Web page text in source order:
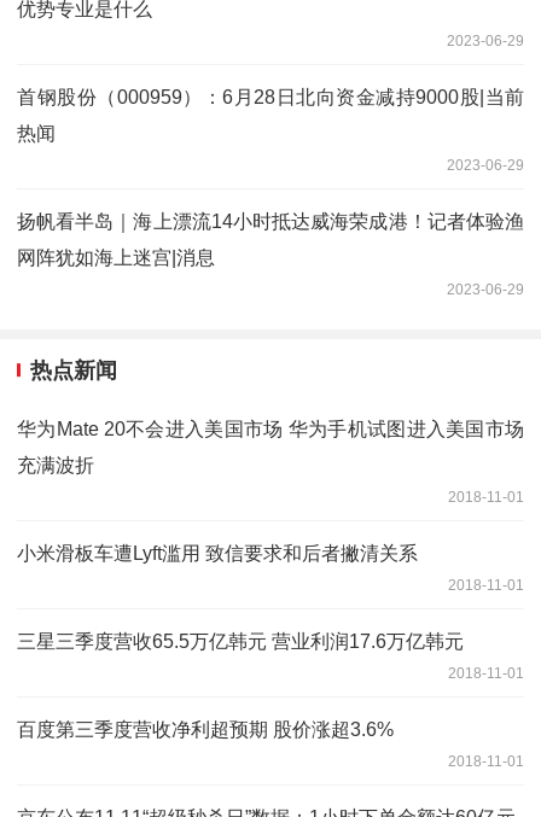
优势专业是什么
2023-06-29
首钢股份（000959）：6月28日北向资金减持9000股|当前
热闻
2023-06-29
扬帆看半岛｜海上漂流14小时抵达威海荣成港！记者体验渔
网阵犹如海上迷宫|消息
2023-06-29
热点新闻
华为Mate 20不会进入美国市场 华为手机试图进入美国市场
充满波折
2018-11-01
小米滑板车遭Lyft滥用 致信要求和后者撇清关系
2018-11-01
三星三季度营收65.5万亿韩元 营业利润17.6万亿韩元
2018-11-01
百度第三季度营收净利超预期 股价涨超3.6%
2018-11-01